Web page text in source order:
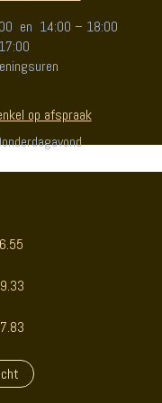
en 14:00 – 18:00
op afspraak